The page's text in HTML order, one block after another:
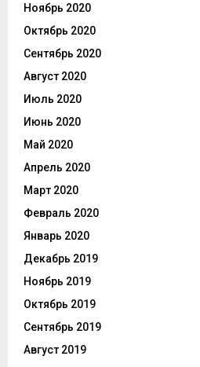
Ноябрь 2020
Октябрь 2020
Сентябрь 2020
Август 2020
Июль 2020
Июнь 2020
Май 2020
Апрель 2020
Март 2020
Февраль 2020
Январь 2020
Декабрь 2019
Ноябрь 2019
Октябрь 2019
Сентябрь 2019
Август 2019